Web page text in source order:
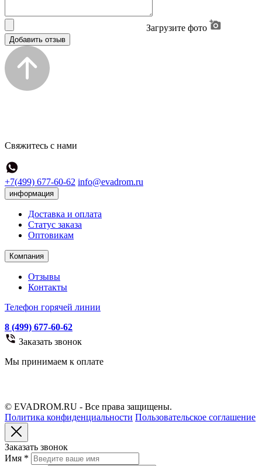
Загрузите фото
Добавить отзыв
Свяжитесь с нами
+7(499) 677-60-62 info@evadrom.ru
информация
Доставка и оплата
Статус заказа
Оптовикам
Компания
Отзывы
Контакты
Телефон горячей линии
8 (499) 677-60-62
Заказать звонок
Мы принимаем к оплате
© EVADROM.RU - Все права защищены.
Политика конфиденциальности Пользовательское соглашение
Заказать звонок
Имя *